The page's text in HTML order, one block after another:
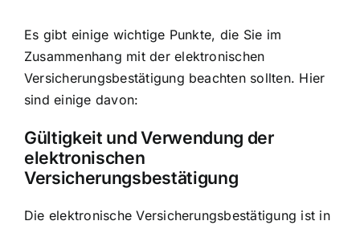
Es gibt einige wichtige Punkte, die Sie im
Zusammenhang mit der elektronischen
Versicherungsbestätigung beachten sollten. Hier
sind einige davon:
Gültigkeit und Verwendung der
elektronischen
Versicherungsbestätigung
Die elektronische Versicherungsbestätigung ist in